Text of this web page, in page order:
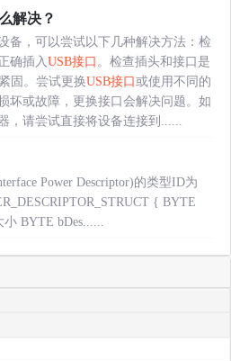
解决？
备，可以尝试以下几种解决方法：检
确插入 USB接口 。检查插头和接口是
固。尝试更换USB接口 或使用不同的
坏或故障，更换接口会解决问题。如
，请尝试直接将设备连接到......
Power Descriptor)的类型ID为
{ BYTE
BYTE bDes......